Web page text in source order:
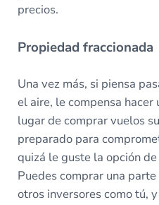
precios.
Propiedad fraccionada
Una vez más, si piensa
el aire, le compensa hacer
lugar de comprar vuelos
preparado para
quizá le guste la opción
Puedes comprar una
otros inversores como tú,